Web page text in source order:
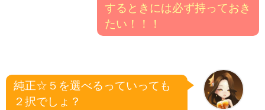
するときには必ず持っておき
たい！！！
純正☆５を選べるっていっても
２択でしょ？